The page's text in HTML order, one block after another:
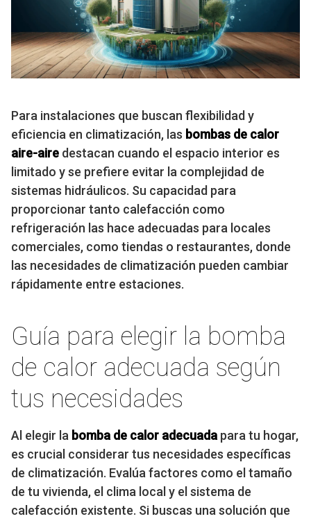
Para instalaciones que buscan flexibilidad y
eficiencia en climatización, las bombas de calor
aire-aire destacan cuando el espacio interior es
limitado y se prefiere evitar la complejidad de
sistemas hidráulicos. Su capacidad para
proporcionar tanto calefacción como
refrigeración las hace adecuadas para locales
comerciales, como tiendas o restaurantes, donde
las necesidades de climatización pueden cambiar
rápidamente entre estaciones.
Guía para elegir la bomba
de calor adecuada según
tus necesidades
Al elegir la bomba de calor adecuadapara tu hogar,
es crucial considerar tus necesidades específicas
de climatización. Evalúa factores como el tamaño
de tu vivienda, el clima local y el sistema de
calefacción existente. Si buscas una solución que